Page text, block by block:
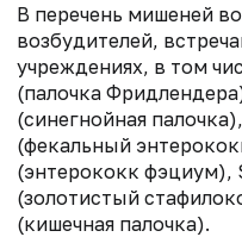
В перечень мишеней
возбудителей,
учреждениях, в том
(палочка
(синегнойная
(фекальный
(энтерококк фэциум),
(золотистый
(кишечная палочка).